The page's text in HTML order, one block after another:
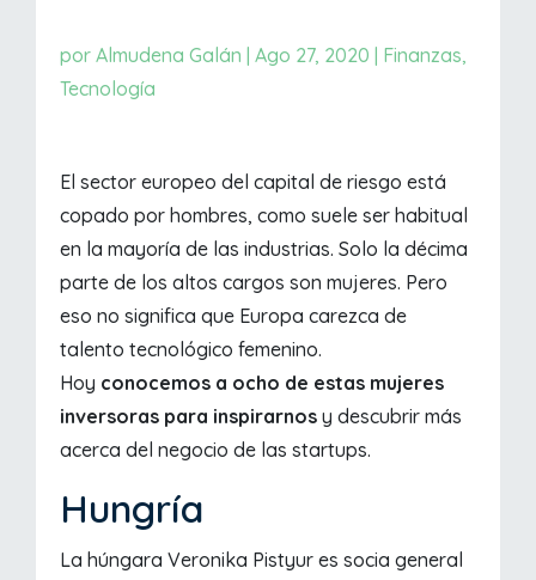
porAlmudena Galán |Ago 27, 2020 Finanzas,
Tecnología
El sector europeo del capital de riesgo está
copado por hombres, como suele ser habitual
en la mayoría de las industrias. Solo la décima
parte de los altos cargos son mujeres. Pero
eso no significa que Europa carezca de
talento tecnológico femenino.
Hoy conocemos a ocho de estas mujeres
inversoras para inspirarnosy descubrir más
acerca del negocio de las startups.
Hungría
La húngara Veronika Pistyur es socia general